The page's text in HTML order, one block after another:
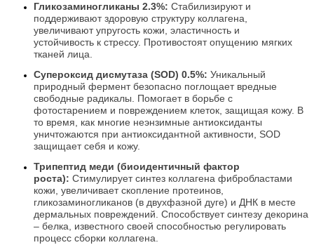
Гликозаминогликаны 2.3%: Стабилизируют и
поддерживают здоровую структуру коллагена,
увеличивают упругость кожи, эластичность и
устойчивость к стрессу. Противостоят опущению мягких
тканей лица.
Супероксид дисмутаза (SOD) 0.5%: Уникальный
природный фермент безопасно поглощает вредные
свободные радикалы. Помогает в борьбе с
фотостарением и повреждением клеток, защищая кожу. В
то время, как многие неэнзимные антиоксиданты
уничтожаются при антиоксидантной активности, SOD
защищает себя и кожу.
Трипептид меди (биоидентичный фактор
роста): Стимулирует синтез коллагена фибробластами
кожи, увеличивает скопление протеинов,
гликозаминогликанов (в двухфазной дуге) и ДНК в месте
дермальных повреждений. Способствует синтезу декорина
– белка, известного своей способностью регулировать
процесс сборки коллагена.